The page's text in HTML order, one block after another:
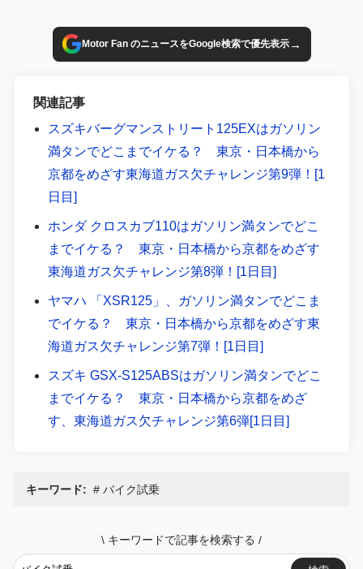
Motor Fan のニュースをGoogle検索で優先表示→
関連記事
スズキバーグマンストリート125EXはガソリン
満タンでどこまでイケる？ 東京・日本橋から
京都をめざす東海道ガス欠チャレンジ第9弾！[1
日目]
ホンダ クロスカブ110はガソリン満タンでどこ
までイケる？ 東京・日本橋から京都をめざす
東海道ガス欠チャレンジ第8弾！[1日目]
ヤマハ 「XSR125」、ガソリン満タンでどこま
でイケる？ 東京・日本橋から京都をめざす東
海道ガス欠チャレンジ第7弾！[1日目]
スズキ GSX-S125ABSはガソリン満タンでどこ
までイケる？ 東京・日本橋から京都をめざ
す、東海道ガス欠チャレンジ第6弾[1日目]
キーワード: バイク試乗
\ キーワードで記事を検索する /